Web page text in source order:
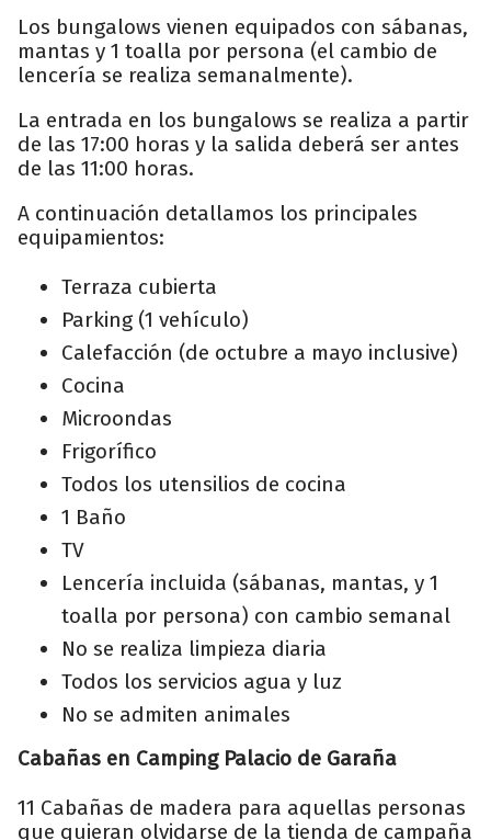
Los bungalows vienen equipados con sábanas,
mantas y 1 toalla por persona (el cambio de
lencería se realiza semanalmente).
La entrada en los bungalows se realiza a partir
de las 17:00 horas y la salida deberá ser antes
de las 11:00 horas.
A continuación detallamos los principales
equipamientos:
Terraza cubierta
Parking (1 vehículo)
Calefacción (de octubre a mayo inclusive)
Cocina
Microondas
Frigorífico
Todos los utensilios de cocina
1 Baño
TV
Lencería incluida (sábanas, mantas, y 1
toalla por persona) con cambio semanal
No se realiza limpieza diaria
Todos los servicios agua y luz
No se admiten animales
Cabañas en Camping Palacio de Garaña
11 Cabañas de madera para aquellas personas
que quieran olvidarse de la tienda de campaña